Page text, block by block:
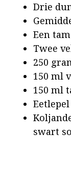
Drie
Een
Twee
250
150 ml
150 ml
swart